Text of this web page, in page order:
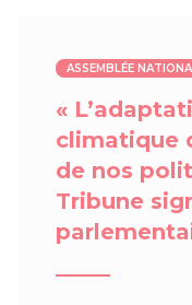
ASSEMBLÉE
«
climatique
de nos
Tribune